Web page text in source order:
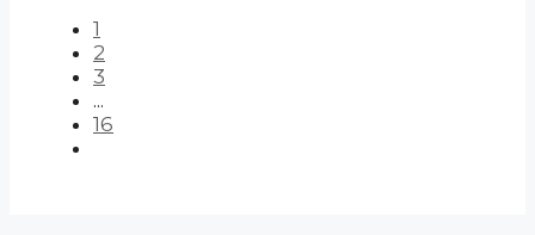
1
2
3
...
16